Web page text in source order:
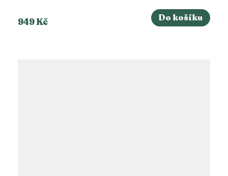
949 Kč Do košíku